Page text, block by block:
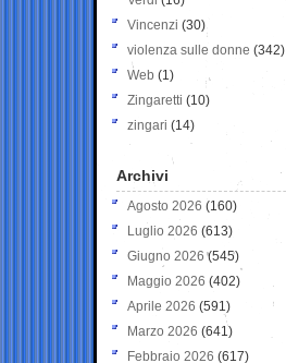
Vincenzi (30)
violenza sulle donne (342)
Web (1)
Zingaretti (10)
zingari (14)
Archivi
Agosto 2026 (160)
Luglio 2026 (613)
Giugno 2026 (545)
Maggio 2026 (402)
Aprile 2026 (591)
Marzo 2026 (641)
Febbraio 2026 (617)